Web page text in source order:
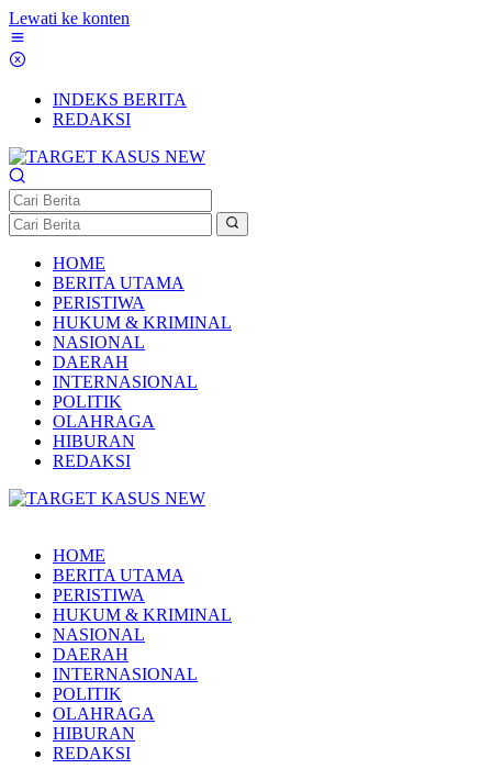
Lewati ke konten
INDEKS BERITA
REDAKSI
HOME
BERITA UTAMA
PERISTIWA
HUKUM & KRIMINAL
NASIONAL
DAERAH
INTERNASIONAL
POLITIK
OLAHRAGA
HIBURAN
REDAKSI
HOME
BERITA UTAMA
PERISTIWA
HUKUM & KRIMINAL
NASIONAL
DAERAH
INTERNASIONAL
POLITIK
OLAHRAGA
HIBURAN
REDAKSI